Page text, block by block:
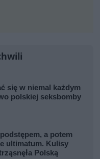
się w niemal każdym
polskiej seksbomby
a potem
ultimatum. Kulisy
Polską